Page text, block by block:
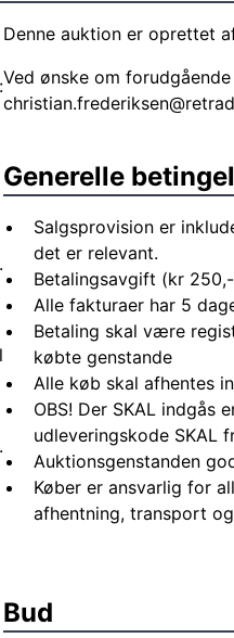
.
Denne auktion er oprettet
Ved ønske om
Generelle
Salgsprovision er
det er relevant.
Betalingsavgift (kr
Alle fakturaer har 5
Betaling skal være
købte genstande
Alle køb skal afhentes
OBS! Der SKAL indgås
udleveringskode SKAL
Auktionsgenstanden
Køber er ansvarlig for
afhentning, transport
Bud